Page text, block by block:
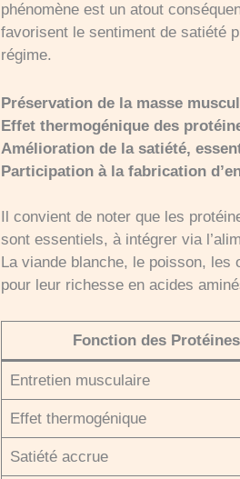
phénomène est un atout
favorisent le sentiment de satiété
régime.
Préservation de la masse
Effet thermogénique des
Amélioration de la satiété,
Participation à la fabrication
Il convient de noter que les
sont essentiels, à intégrer via
La viande blanche, le poisson,
pour leur richesse en acides
Fonction des Protéines
Entretien musculaire
Effet thermogénique
Satiété accrue